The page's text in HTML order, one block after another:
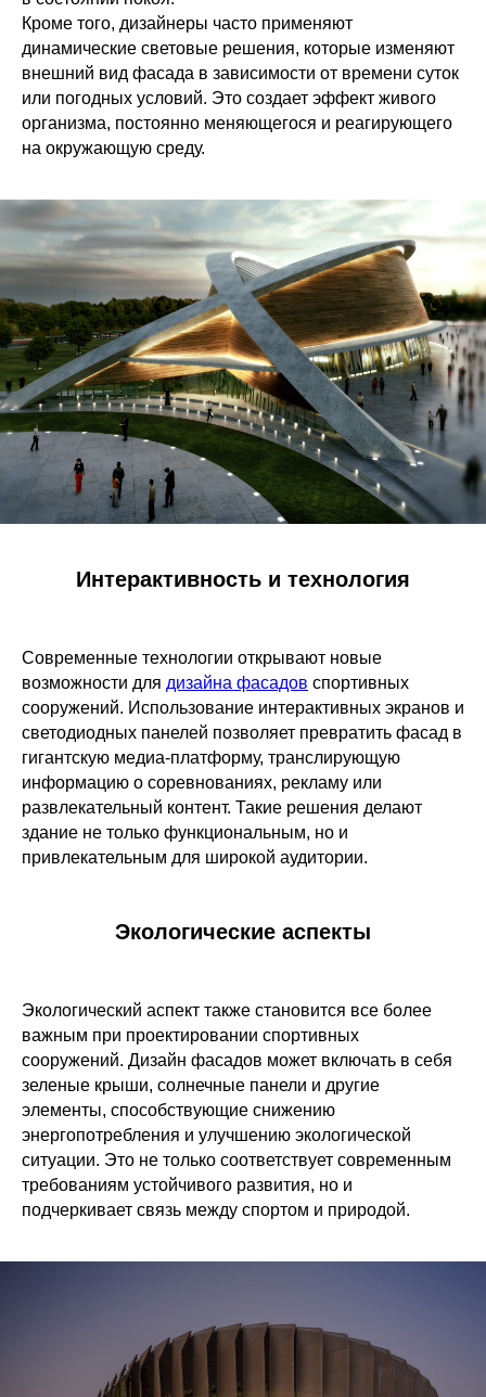
Кроме того, дизайнеры часто применяют
динамические световые решения, которые изменяют
внешний вид фасада в зависимости от времени суток
или погодных условий. Это создает эффект живого
организма, постоянно меняющегося и реагирующего
на окружающую среду.
Интерактивность и технология
Современные технологии открывают новые
возможности для дизайна фасадов спортивных
сооружений. Использование интерактивных экранов и
светодиодных панелей позволяет превратить фасад в
гигантскую медиа-платформу, транслирующую
информацию о соревнованиях, рекламу или
развлекательный контент. Такие решения делают
здание не только функциональным, но и
привлекательным для широкой аудитории.
Экологические аспекты
Экологический аспект также становится все более
важным при проектировании спортивных
сооружений. Дизайн фасадов может включать в себя
зеленые крыши, солнечные панели и другие
элементы, способствующие снижению
энергопотребления и улучшению экологической
ситуации. Это не только соответствует современным
требованиям устойчивого развития, но и
подчеркивает связь между спортом и природой.